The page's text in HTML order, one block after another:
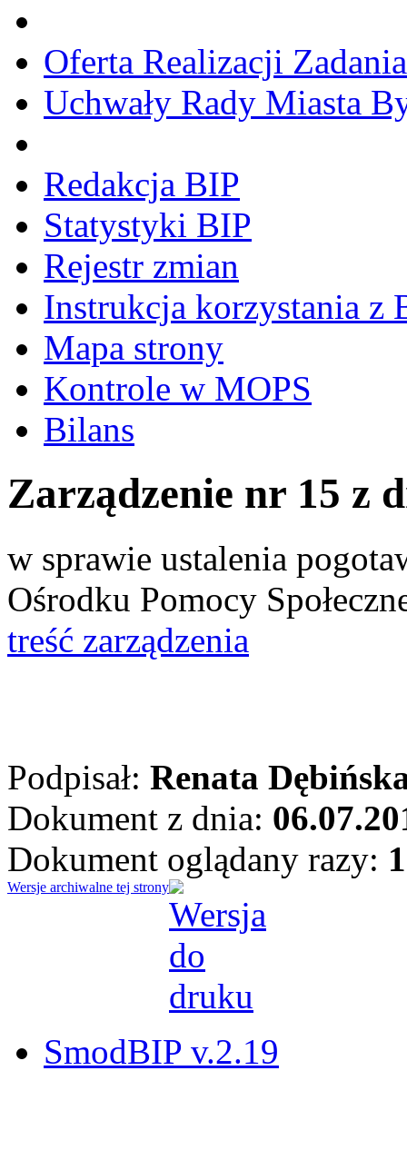
Oferta Realizacji
Uchwały Rady Miasta
Redakcja BIP
Statystyki BIP
Rejestr zmian
Instrukcja korzystania z
Mapa strony
Kontrole w MOPS
Bilans
Zarządzenie nr 15 z
w sprawie ustalenia
Ośrodku Pomocy
treść zarządzenia
Podpisał: Renata
Dokument z dnia:
Dokument oglądany razy:
Wersje archiwalne tej strony
SmodBIP v.2.19